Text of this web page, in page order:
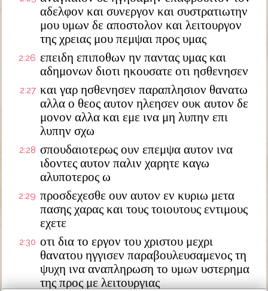
αδελφον και συνεργον και συστρατιωτην
μου υμων δε αποστολον και λειτουργον
της χρειας μου πεμψαι προς υμας
2:26 επειδη επιποθων ην παντας υμας και
αδημονων διοτι ηκουσατε οτι ησθενησεν
2:27 και γαρ ησθενησεν παραπλησιον θανατω
αλλα ο θεος αυτον ηλεησεν ουκ αυτον δε
μονον αλλα και εμε ινα μη λυπην επι
λυπην σχω
2:28 σπουδαιοτερως ουν επεμψα αυτον ινα
ιδοντες αυτον παλιν χαρητε καγω
αλυποτερος ω
2:29 προσδεχεσθε ουν αυτον εν κυριω μετα
πασης χαρας και τους τοιουτους εντιμους
εχετε
2:30 οτι δια το εργον του χριστου μεχρι
θανατου ηγγισεν παραβουλευσαμενος τη
ψυχη ινα αναπληρωση το υμων υστερημα
της προς με λειτουργιας